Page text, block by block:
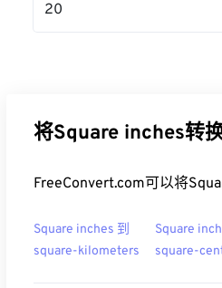
20
将Square inches转
FreeConvert.com可以将
Square inches 到
square-kilometers
Square
square-